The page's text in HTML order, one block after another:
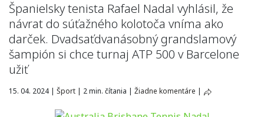
Španielsky tenista Rafael Nadal vyhlásil, že
návrat do súťažného kolotoča vníma ako
darček. Dvadsaťdvanásobný grandslamový
šampión si chce turnaj ATP 500 v Barcelone
užiť
15. 04. 2024 | Šport | 2 min. čítania | Žiadne komentáre |